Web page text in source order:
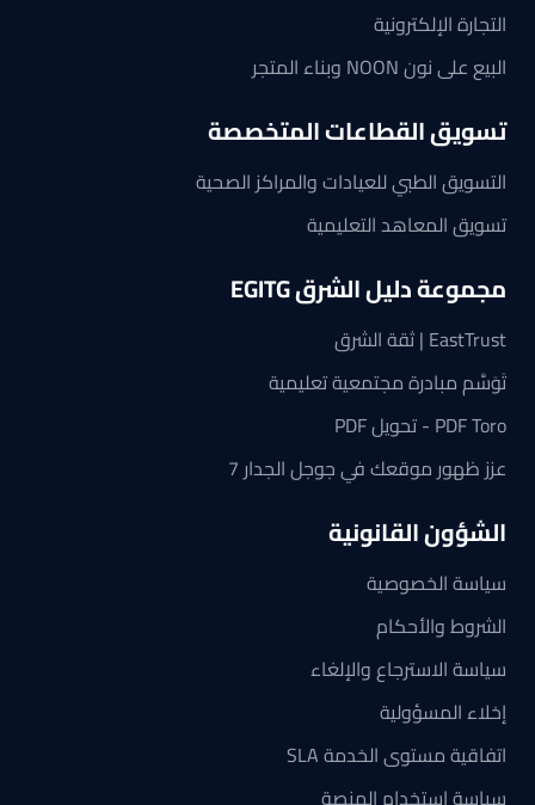
التجارة الإلكترونية
البيع على نون NOON وبناء المتجر
تسويق القطاعات المتخصصة
التسويق الطبي للعيادات والمراكز الصحية
تسويق المعاهد التعليمية
مجموعة دليل الشرق EGITG
EastTrust | ثقة الشرق
تَوَسَّم مبادرة مجتمعية تعليمية
PDF Toro - تحويل PDF
عزز ظهور موقعك في جوجل الجدار 7
الشؤون القانونية
سياسة الخصوصية
الشروط والأحكام
سياسة الاسترجاع والإلغاء
إخلاء المسؤولية
اتفاقية مستوى الخدمة SLA
سياسة استخدام المنصة